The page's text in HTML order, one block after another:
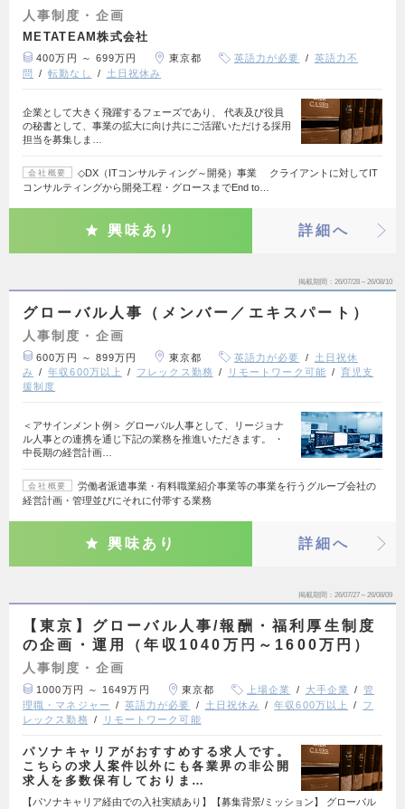
人事制度・企画
METATEAM株式会社
400万円 ～ 699万円 東京都 英語力が必要
英語力不
問
転勤なし 土日祝休み
企業として大きく飛躍するフェーズであり、 代表及び役員
の秘書として、事業の拡大に向け共にご活躍いただける採用
担当を募集しま…
会社概要
◇DX（ITコンサルティング～開発）事業 クライアントに対してIT
コンサルティングから開発工程・グロースまでEnd to…
興味あり 詳細へ
掲載期間 26/07/28～26/08/10
グローバル人事（メンバー／エキスパート）
人事制度・企画
600万円 ～ 899万円 東京都 英語力が必要
土日祝休
み
年収600万以上 フレックス勤務 リモートワーク可能
育児支
援制度
＜アサインメント例＞ グローバル人事として、リージョナ
ル人事との連携を通じ下記の業務を推進いただきます。 ・
中長期の経営計画…
会社概要
労働者派遣事業・有料職業紹介事業等の事業を行うグループ会社の
経営計画・管理並びにそれに付帯する業務
興味あり 詳細へ
掲載期間 26/07/27～26/08/09
【東京】グローバル人事/報酬・福利厚生制度
の企画・運用（年収1040万円～1600万円）
人事制度・企画
1000万円 ～ 1649万円 東京都 上場企業 大手企業
管
理職・マネジャー
英語力が必要 土日祝休み 年収600万以上
フ
レックス勤務
リモートワーク可能
パソナキャリアがおすすめする求人です。
こちらの求人案件以外にも各業界の非公開
求人を多数保有しておりま…
【パソナキャリア経由での入社実績あり】【募集背景/ミッション】 グローバル